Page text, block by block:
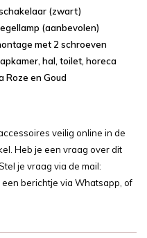
(zwart)
(aanbevolen)
met 2 schroeven
hal, toilet, horeca
Roze en Goud
veilig online in de
Heb je een vraag over dit
je vraag via de mail:
een berichtje via Whatsapp, of